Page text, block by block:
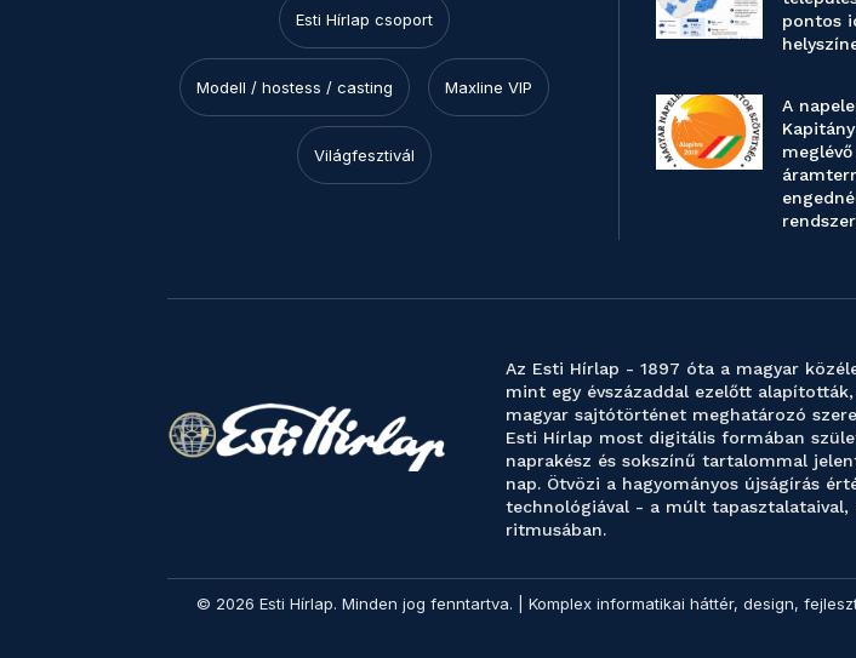
Esti Hírlap csoport
Modell / hostess / casting Maxline VIP
Világfesztivál
pontos
A
Az Esti Hírlap - 1897 óta a magyar
mint egy évszázaddal ezelőtt
magyar sajtótörténet meghatározó
Esti Hírlap most digitális formában
naprakész és sokszínű tartalommal
nap. Ötvözi a hagyományos újságírás
technológiával - a múlt tapasztalataival,
ritmusában.
© 2026 Esti Hírlap. Minden jog fenntartva. | Komplex informatikai háttér, design,